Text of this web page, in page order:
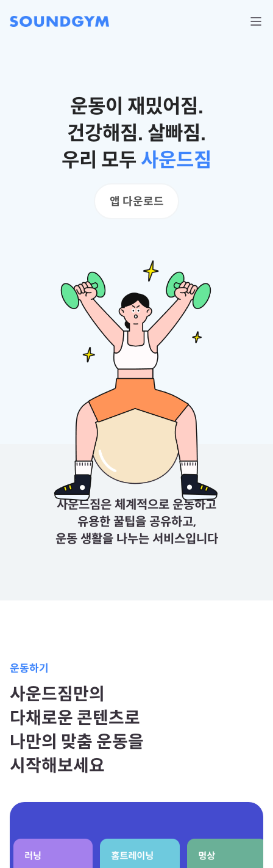
운동이 재밌어짐.
건강해짐. 살빠짐.
우리 모두 사운드짐
앱 다운로드
사운드짐은 체계적으로 운동️하고
유용한 꿀팁을 공유하고,
운동 생활을 나누는 서비스입니다
운동하기
사운드짐만의
다채로운 콘텐츠로
나만의 맞춤 운동을
시작해보세요